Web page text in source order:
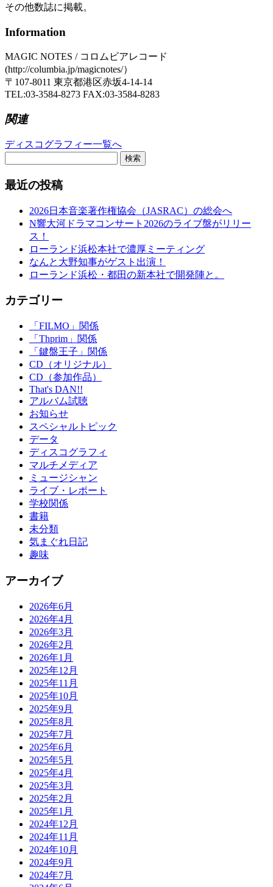
その他数誌に掲載。
Information
MAGIC NOTES / コロムビアレコード
(http://columbia.jp/magicnotes/）
〒107-8011 東京都港区赤坂4-14-14
TEL:03-3584-8273 FAX:03-3584-8283
関連
ディスコグラフィー一覧へ
検索
最近の投稿
2026日本音楽著作権協会（JASRAC）の総会へ
N響大河ドラマコンサート2026のライブ盤がリリー
ス！
ローランド浜松本社で濃厚ミーティング
なんと大野知事がゲスト出演！
ローランド浜松・都田の新本社で開発陣と。
カテゴリー
「FILMO」関係
「Thprim」関係
「鍵盤王子」関係
CD（オリジナル）
CD（参加作品）
That's DAN!!
アルバム試聴
お知らせ
スペシャルトピック
データ
ディスコグラフィ
マルチメディア
ミュージシャン
ライブ・レポート
学校関係
書籍
未分類
気まぐれ日記
趣味
アーカイブ
2026年6月
2026年4月
2026年3月
2026年2月
2026年1月
2025年12月
2025年11月
2025年10月
2025年9月
2025年8月
2025年7月
2025年6月
2025年5月
2025年4月
2025年3月
2025年2月
2025年1月
2024年12月
2024年11月
2024年10月
2024年9月
2024年7月